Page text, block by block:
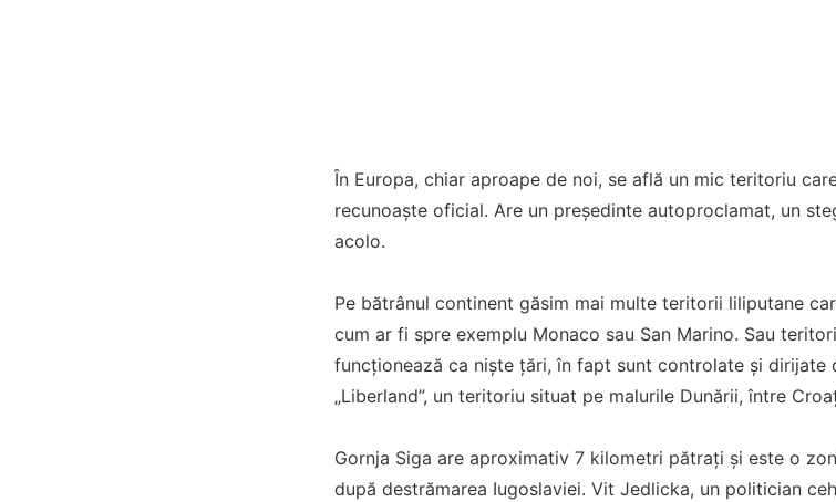
În Europa, chiar aproape de noi, se află un mic teritoriu
recunoaşte oficial. Are un preşedinte autoproclamat, un
acolo.
Pe bătrânul continent găsim mai multe teritorii liliputane
cum ar fi spre exemplu Monaco sau San Marino. Sau
funcţionează ca nişte ţări, în fapt sunt controlate şi dirijate
„Liberland”, un teritoriu situat pe malurile Dunării, între
Gornja Siga are aproximativ 7 kilometri pătraţi şi este o
după destrămarea Iugoslaviei. Vit Jedlicka, un politician